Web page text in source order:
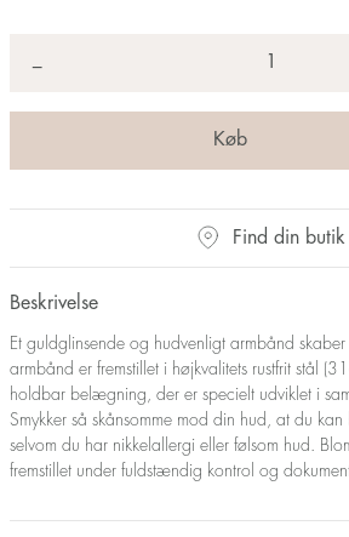
−
Find din butik
Beskrivelse
Et guldglinsende og hudvenligt armbånd
armbånd er fremstillet i højkvalitets rustfrit stål
holdbar belægning, der er specielt udviklet i
Smykker så skånsomme mod din hud, at du
selvom du har nikkelallergi eller følsom hud.
fremstillet under fuldstændig kontrol og